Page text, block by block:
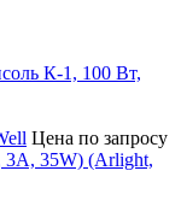
Цена по запросу